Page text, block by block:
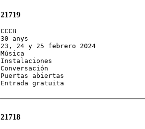
21719
CCCB
30 anys
23, 24 y 25 febrero 2024
Música
Instalaciones
Conversación
Puertas abiertas
Entrada gratuita
21718